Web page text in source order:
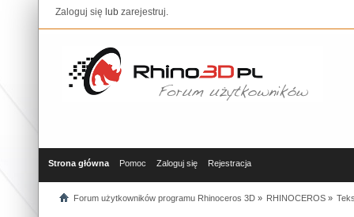
Zaloguj się lub zarejestruj.
Strona główna Pomoc Zaloguj się Rejestracja
Forum użytkowników programu Rhinoceros 3D» RHINOCEROS»